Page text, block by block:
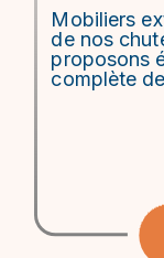
Mobiliers
de nos
proposons
complète